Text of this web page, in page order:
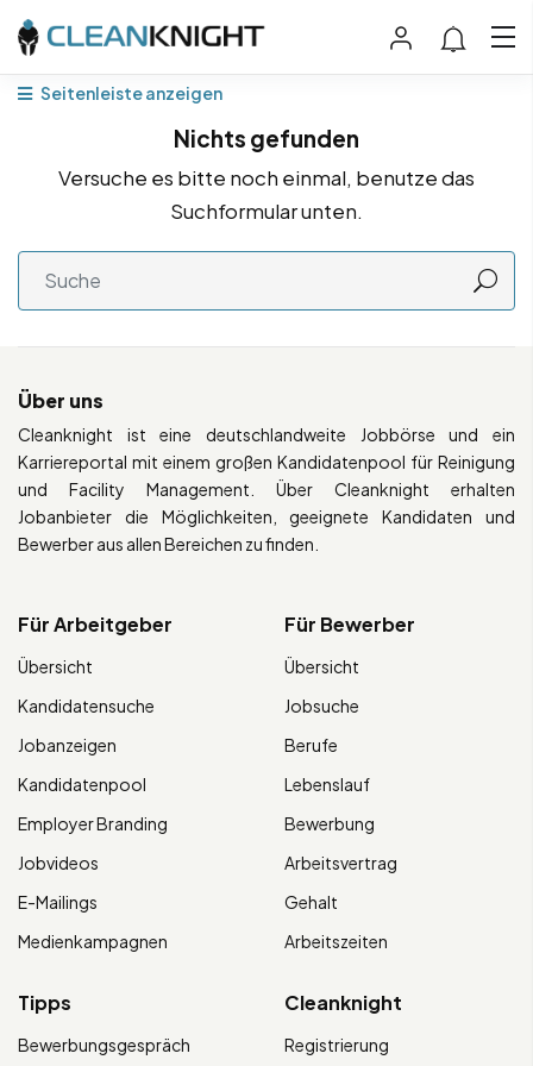
Seitenleiste anzeigen
Nichts gefunden
Versuche es bitte noch einmal, benutze das
Suchformular unten.
Über uns
Cleanknight ist eine deutschlandweite Jobbörse und ein
Karriereportal mit einem großen Kandidatenpool für Reinigung
und Facility Management. Über Cleanknight erhalten
Jobanbieter die Möglichkeiten, geeignete Kandidaten und
Bewerber aus allen Bereichen zu finden.
Für Arbeitgeber
Übersicht
Kandidatensuche
Jobanzeigen
Kandidatenpool
Employer Branding
Jobvideos
E-Mailings
Medienkampagnen
Für Bewerber
Übersicht
Jobsuche
Berufe
Lebenslauf
Bewerbung
Arbeitsvertrag
Gehalt
Arbeitszeiten
Tipps
Bewerbungsgespräch
Cleanknight
Registrierung